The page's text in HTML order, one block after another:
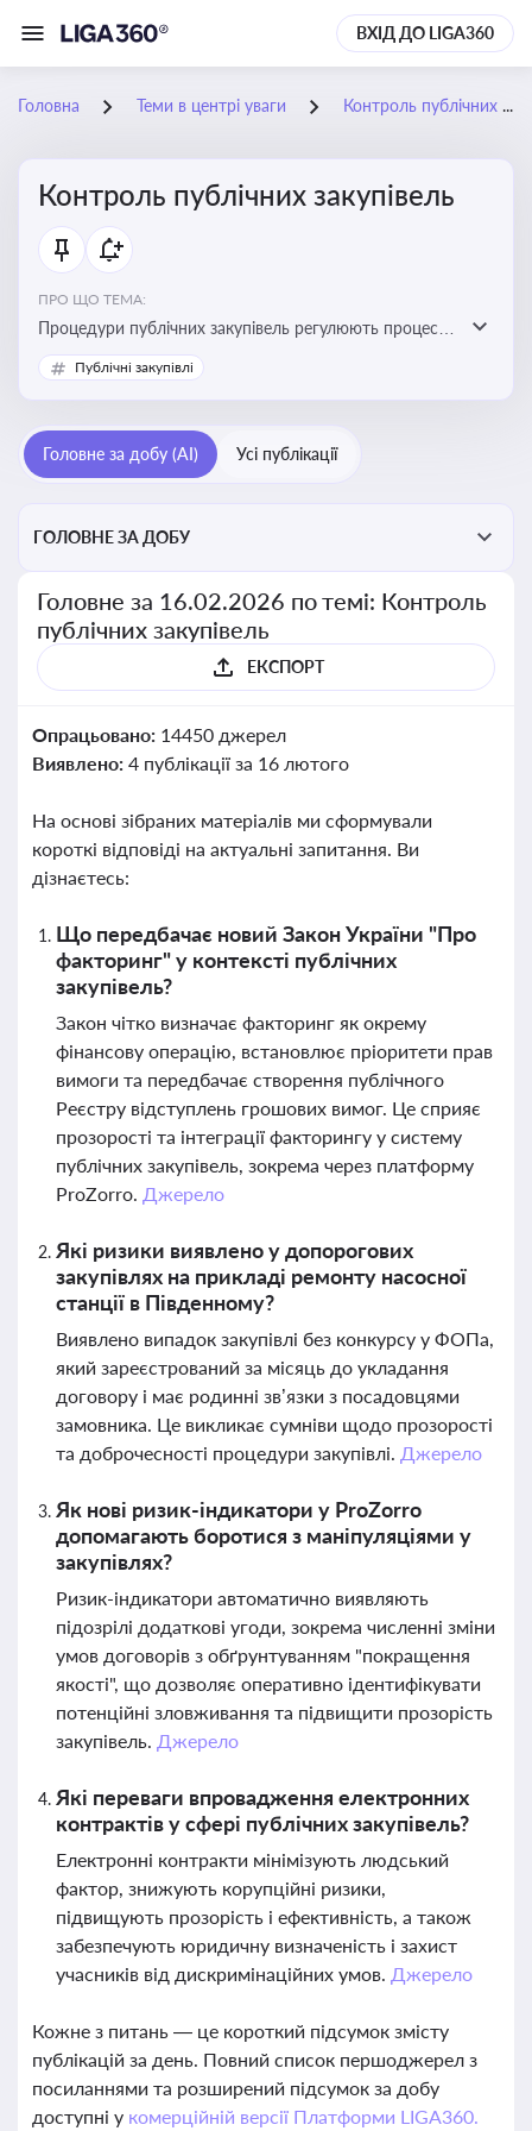
ВХІД ДО LIGA360
Головна Теми в центрі уваги Контроль публічних закупівель
Контроль публічних закупівель
ПРО ЩО ТЕМА:
Процедури публічних закупівель регулюють процес
придбання товарів, робіт і послуг державними
органами та підприємствами. Розуміння цих
юристам і бухгалтерам — забезпечити відповідність
законодавству
Публічні закупівлі
Головне за добу (AI) Усі публікації
ГОЛОВНЕ ЗА ДОБУ
Головне за 16.02.2026 по темі: Контроль
публічних закупівель
ЕКСПОРТ
Опрацьовано: 14450 джерел
Виявлено: 4 публікації за 16 лютого
На основі зібраних матеріалів ми сформували
короткі відповіді на актуальні запитання. Ви
дізнаєтесь:
Що передбачає новий Закон України "Про
факторинг" у контексті публічних
закупівель?
Закон чітко визначає факторинг як окрему
фінансову операцію, встановлює пріоритети прав
вимоги та передбачає створення публічного
Реєстру відступлень грошових вимог. Це сприяє
прозорості та інтеграції факторингу у систему
публічних закупівель, зокрема через платформу
ProZorro. Джерело
Які ризики виявлено у допорогових
закупівлях на прикладі ремонту насосної
станції в Південному?
Виявлено випадок закупівлі без конкурсу у ФОПа,
який зареєстрований за місяць до укладання
договору і має родинні зв’язки з посадовцями
замовника. Це викликає сумніви щодо прозорості
та доброчесності процедури закупівлі. Джерело
Як нові ризик-індикатори у ProZorro
допомагають боротися з маніпуляціями у
закупівлях?
Ризик-індикатори автоматично виявляють
підозрілі додаткові угоди, зокрема численні зміни
умов договорів з обґрунтуванням "покращення
якості", що дозволяє оперативно ідентифікувати
потенційні зловживання та підвищити прозорість
закупівель. Джерело
Які переваги впровадження електронних
контрактів у сфері публічних закупівель?
Електронні контракти мінімізують людський
фактор, знижують корупційні ризики,
підвищують прозорість і ефективність, а також
забезпечують юридичну визначеність і захист
учасників від дискримінаційних умов. Джерело
Кожне з питань — це короткий підсумок змісту
публікацій за день. Повний список першоджерел з
посиланнями та розширений підсумок за добу
доступні у комерційній версії Платформи LIGA360.